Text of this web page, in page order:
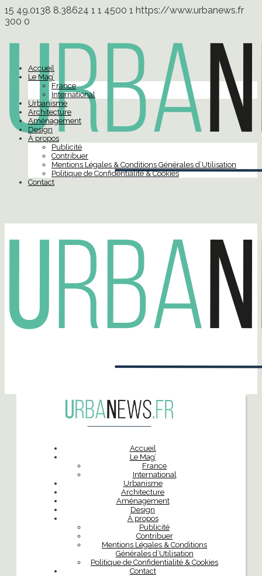
15 49.0138 8.38624 1 1 4500 1 https://www.urbanews.fr
300 0
Accueil
Le Mag’
France
International
Urbanisme
Architecture
Aménagement
Design
À propos
Publicité
Contribuer
Mentions Légales & Conditions Générales d’Utilisation
Politique de Confidentialité & Cookies
Contact
Accueil
Le Mag’
France
International
Urbanisme
Architecture
Aménagement
Design
À propos
Publicité
Contribuer
Mentions Légales & Conditions
Générales d’Utilisation
Politique de Confidentialité & Cookies
Contact